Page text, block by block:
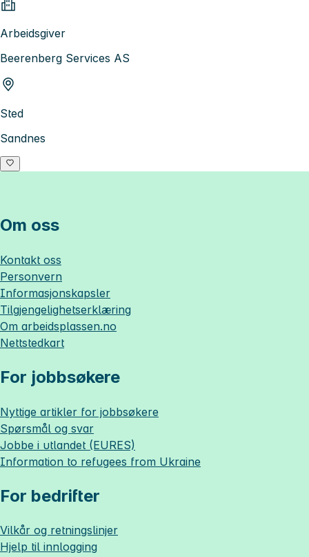
Arbeidsgiver
Beerenberg Services AS
Sted
Sandnes
Om oss
Kontakt oss
Personvern
Informasjonskapsler
Tilgjengelighetserklæring
Om arbeidsplassen.no
Nettstedkart
For jobbsøkere
Nyttige artikler for jobbsøkere
Spørsmål og svar
Jobbe i utlandet (EURES)
Information to refugees from Ukraine
For bedrifter
Vilkår og retningslinjer
Hjelp til innlogging